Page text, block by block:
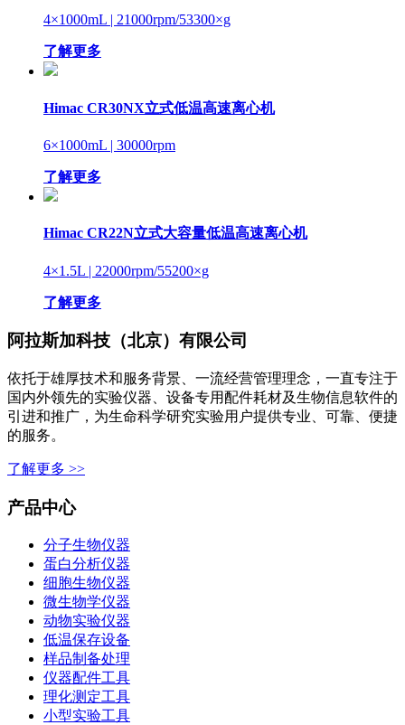
4×1000mL | 21000rpm/53300×g
了解更多
Himac CR30NX立式低温高速离心机
6×1000mL | 30000rpm
了解更多
Himac CR22N立式大容量低温高速离心机
4×1.5L | 22000rpm/55200×g
了解更多
阿拉斯加科技（北京）有限公司
依托于雄厚技术和服务背景、一流经营管理理念，一直专注于
国内外领先的实验仪器、设备专用配件耗材及生物信息软件的
引进和推广，为生命科学研究实验用户提供专业、可靠、便捷
的服务。
了解更多 >>
产品中心
分子生物仪器
蛋白分析仪器
细胞生物仪器
微生物学仪器
动物实验仪器
低温保存设备
样品制备处理
仪器配件工具
理化测定工具
小型实验工具